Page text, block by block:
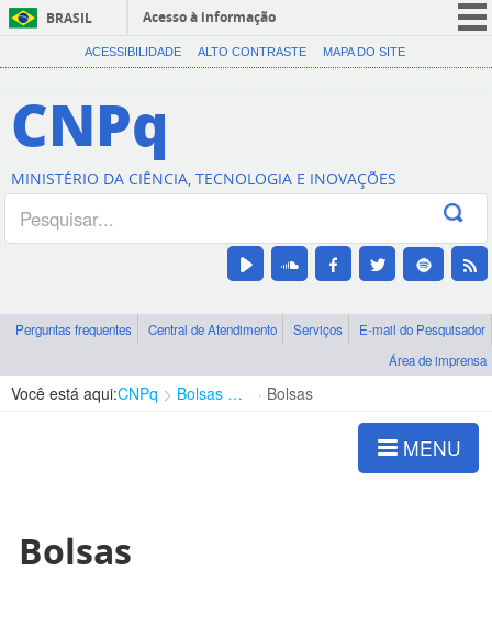
BRASIL
Acesso à informação
CORONAVÍRUS (COVID-19)
Canais
ACESSIBILIDADE ALTO CONTRASTE MAPA DO SITE
CNPq
MINISTÉRIO DA CIÊNCIA, TECNOLOGIA E INOVAÇÕES
Perguntas frequentes Central de Atendimento Serviços
E-mail do Pesquisador
Área de imprensa
Você está aqui:CNPq Bolsas e Auxílios Vigentes Bolsas
MENU
Bolsas